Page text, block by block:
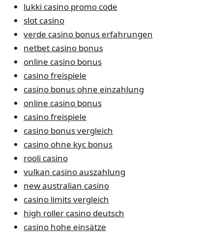
lukki casino promo code
slot casino
verde casino bonus erfahrungen
netbet casino bonus
online casino bonus
casino freispiele
casino bonus ohne einzahlung
online casino bonus
casino freispiele
casino bonus vergleich
casino ohne kyc bonus
rooli casino
vulkan casino auszahlung
new australian casino
casino limits vergleich
high roller casino deutsch
casino hohe einsätze